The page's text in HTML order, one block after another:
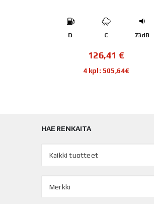
D C 73dB
126,41 €
4 kpl: 505,64€
HAE RENKAITA
Kaikki tuotteet
Merkki